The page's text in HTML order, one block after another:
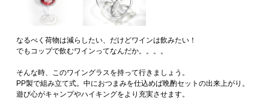
なるべく荷物は減らしたい、だけどワインは飲みたい！
でもコップで飲むワインってなんだか。。。。
そんな時、このワイングラスを持って行きましょう。
PP製で組み立て式。中におつまみを仕込めば晩酌セットの出来上がり。
遊び心がキャンプやハイキングをより充実させます。